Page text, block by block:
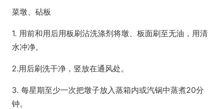
菜墩、砧板
1. 用前和用后用板刷沾洗涤剂将墩、板面刷至无油，用清
水冲净。
2.用后刷洗干净，竖放在通风处。
3. 每星期至少一次把墩子放入蒸箱内或汽锅中蒸煮20分
钟。